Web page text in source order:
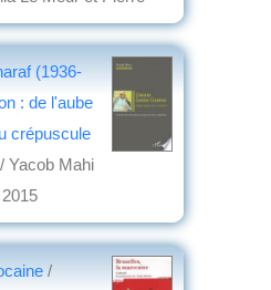
(1936-
: de l'aube
crépuscule
/ Yacob Mahi
2015
/